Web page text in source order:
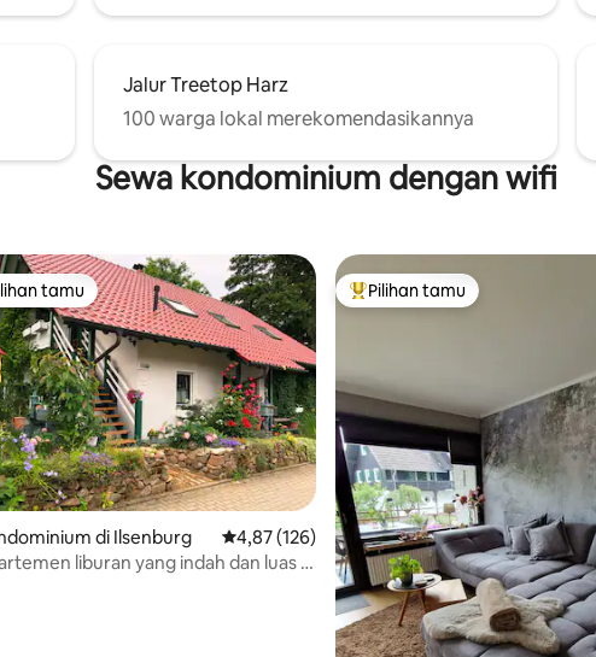
Jalur Treetop Harz
100 warga lokal merekomendasikannya
Sewa kondominium dengan wifi
dari 5, 201 ulasan
tamu
tamu
di Ilsenburg Nilai rata-rata 4,87 dari 5, 126 ulasan
4,87 (126)
liburan yang indah dan luas di
Pilihan tamu terpopuler
Pilihan tamu